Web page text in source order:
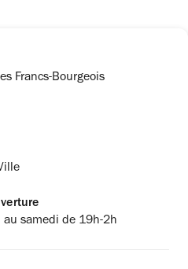
Francs-Bourgeois
au samedi de 19h-2h